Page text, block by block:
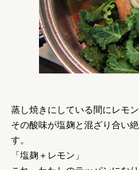
蒸し焼きにしている間にレモ
その酸味が塩麹と混ざり合い
す。
「塩麹＋レモン」